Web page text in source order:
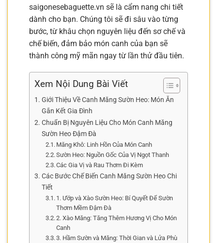
saigonesebaguette.vn sẽ là cẩm nang chi tiết
dành cho bạn. Chúng tôi sẽ đi sâu vào từng
bước, từ khâu chọn nguyên liệu đến sơ chế và
chế biến, đảm bảo món canh của bạn sẽ
thành công mỹ mãn ngay từ lần thử đầu tiên.
Xem Nội Dung Bài Viết
Giới Thiệu Về Canh Măng Sườn Heo: Món Ăn
Gắn Kết Gia Đình
Chuẩn Bị Nguyên Liệu Cho Món Canh Măng
Sườn Heo Đậm Đà
Măng Khô: Linh Hồn Của Món Canh
Sườn Heo: Nguồn Gốc Của Vị Ngọt Thanh
Các Gia Vị và Rau Thơm Đi Kèm
Các Bước Chế Biến Canh Măng Sườn Heo Chi
Tiết
1. Ướp và Xào Sườn Heo: Bí Quyết Để Sườn
Thơm Mềm Đậm Đà
2. Xào Măng: Tăng Thêm Hương Vị Cho Món
Canh
3. Hầm Sườn và Măng: Thời Gian và Lửa Phù